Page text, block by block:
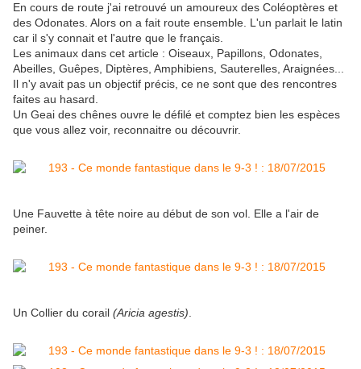
En cours de route j'ai retrouvé un amoureux des Coléoptères et
des Odonates. Alors on a fait route ensemble. L'un parlait le latin
car il s'y connait et l'autre que le français.
Les animaux dans cet article : Oiseaux, Papillons, Odonates,
Abeilles, Guêpes, Diptères, Amphibiens, Sauterelles, Araignées...
Il n'y avait pas un objectif précis, ce ne sont que des rencontres
faites au hasard.
Un Geai des chênes ouvre le défilé et comptez bien les espèces
que vous allez voir, reconnaitre ou découvrir.
Une Fauvette à tête noire au début de son vol. Elle a l'air de
peiner.
Un Collier du corail (Aricia agestis)